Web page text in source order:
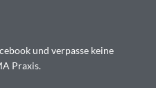
und verpasse keine
Praxis.